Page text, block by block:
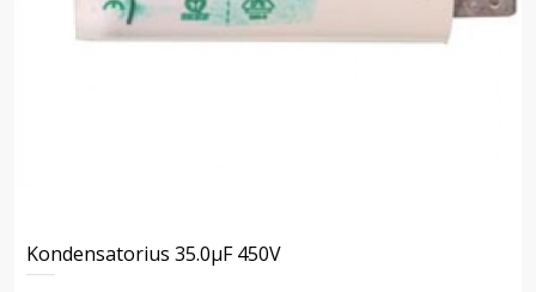
Kondensatorius 35.0μF 450V